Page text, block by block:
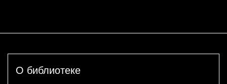
О библиотеке